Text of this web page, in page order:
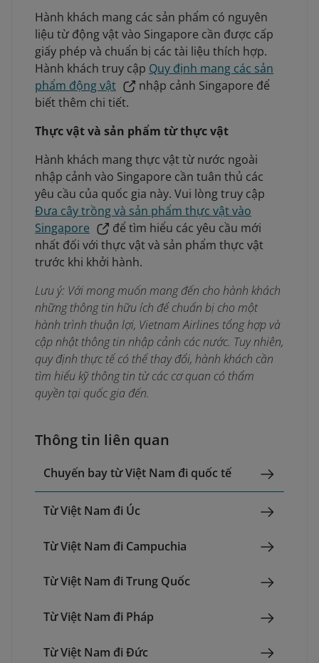
Hành khách mang các sản phẩm có nguyên
liệu từ động vật vào Singapore cần được cấp
giấy phép và chuẩn bị các tài liệu thích hợp.
Hành khách truy cập Quy định mang các sản
phẩm động vật
nhập cảnh Singapore để
biết thêm chi tiết.
Thực vật và sản phẩm từ thực vật
Hành khách mang thực vật từ nước ngoài
nhập cảnh vào Singapore cần tuân thủ các
yêu cầu của quốc gia này. Vui lòng truy cập
Đưa cây trồng và sản phẩm thực vật vào
Singapore
để tìm hiểu các yêu cầu mới
nhất đối với thực vật và sản phẩm thực vật
trước khi khởi hành.
Lưu ý: Với mong muốn mang đến cho hành khách
những thông tin hữu ích để chuẩn bị cho một
hành trình thuận lợi, Vietnam Airlines tổng hợp và
cập nhật thông tin nhập cảnh các nước. Tuy nhiên,
quy định thực tế có thể thay đổi, hành khách cần
tìm hiểu kỹ thông tin từ các cơ quan có thẩm
quyền tại quốc gia đến.
Thông tin liên quan
Chuyến bay từ Việt Nam đi quốc tế
Từ Việt Nam đi Úc
Từ Việt Nam đi Campuchia
Từ Việt Nam đi Trung Quốc
Từ Việt Nam đi Pháp
Từ Việt Nam đi Đức